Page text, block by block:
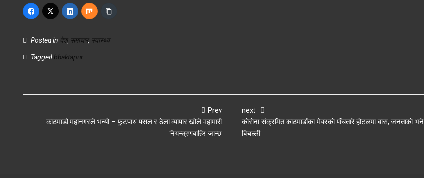
Posted in देश, समाचार, स्वास्थ्य
Tagged bhaktapur
Prev
काठमाडौं महानगरले भन्यो – फुटपाथ पसल र ठेला व्यापार खोले महामारी
नियन्त्रणबाहिर जान्छ
next
कोरोना संक्रमित काठमाडौंका मेयरको पाँचतारे होटलमा बास, जनताको भने
बिचल्ली